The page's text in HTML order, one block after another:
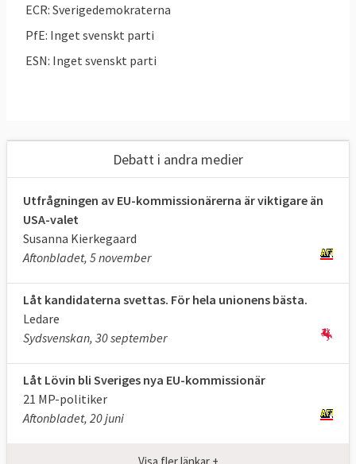
ECR: Sverigedemokraterna
PfE: Inget svenskt parti
ESN: Inget svenskt parti
Debatt i andra medier
Utfrågningen av EU-kommissionärerna är viktigare än
USA-valet
Susanna Kierkegaard
Aftonbladet, 5 november
Låt kandidaterna svettas. För hela unionens bästa.
Ledare
Sydsvenskan, 30 september
Låt Lövin bli Sveriges nya EU-kommissionär
21 MP-politiker
Aftonbladet, 20 juni